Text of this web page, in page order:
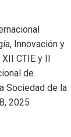
Innovación y
CTIE y II
de
Sociedad de la
2025